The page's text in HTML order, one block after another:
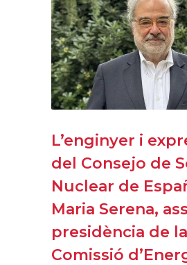
L’enginyer i
del Consejo de
Nuclear de
Maria Serena,
presidència de la
Comissió